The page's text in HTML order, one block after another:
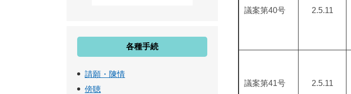
議案第40号 2.5.11
議案第41号 2.5.11
各種手続
請願・陳情
傍聴